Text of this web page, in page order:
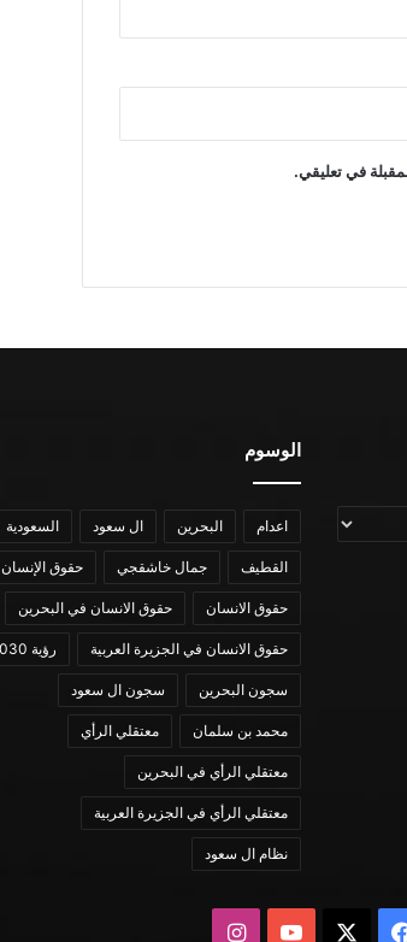
في تعليقي.
الوسوم
اعدام البحرين ال سعود السعودية
القطيف جمال خاشقجي حقوق الإنسان
حقوق الانسان حقوق الانسان في البحرين
حقوق الانسان في الجزيرة العربية رؤية 2030
سجون البحرين سجون ال سعود
محمد بن سلمان معتقلي الرأي
معتقلي الرأي في البحرين
معتقلي الرأي في الجزيرة العربية
نظام ال سعود
فيسبوك يوتيوبانستقرام